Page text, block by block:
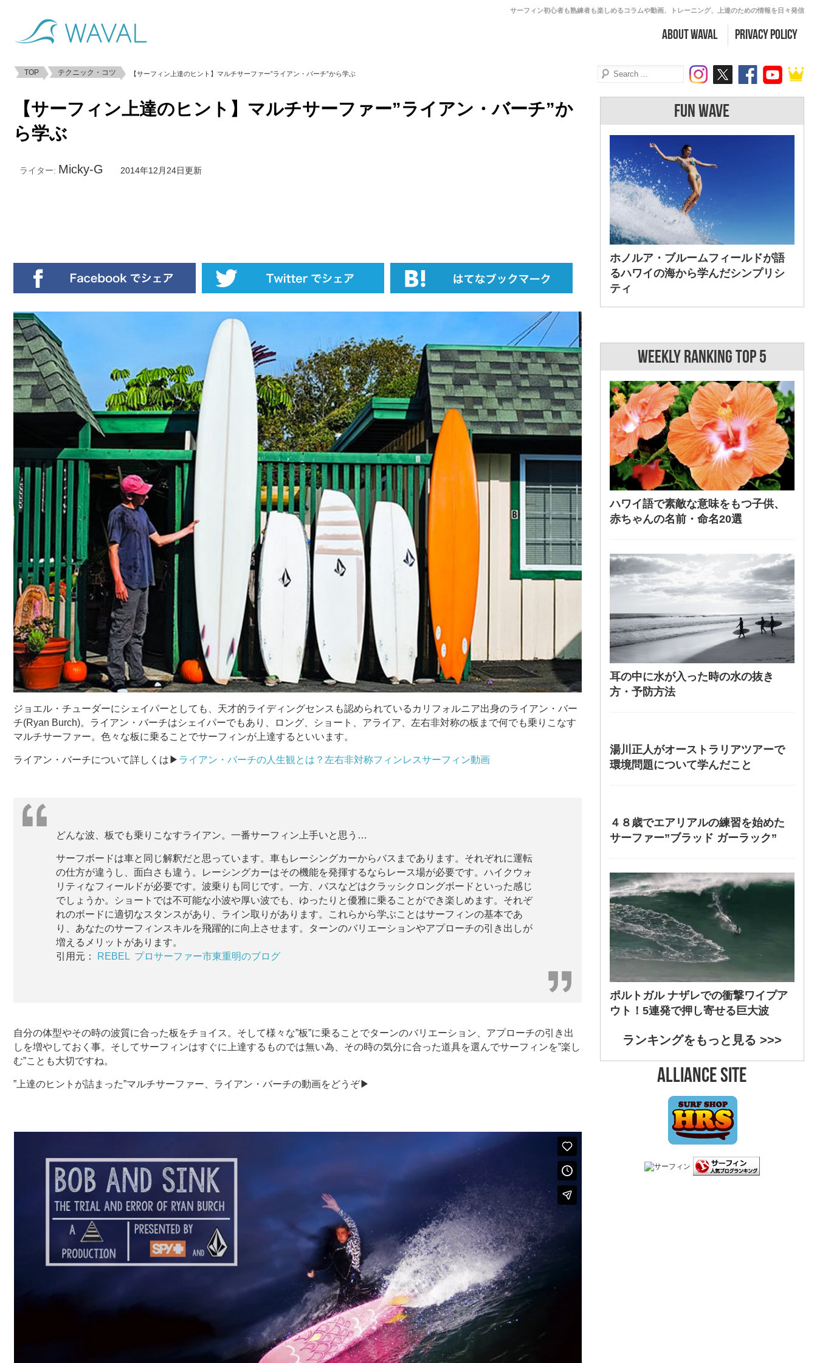
サーフィン初心者も熟練者も楽しめるコラムや動画、トレーニング、上達のための情報を日々発信
about WAVAL PRIVACY POLICY
TOP テクニック・コツ 【サーフィン上達のヒント】マルチサーファー”ライアン・バーチ”から学ぶ
【サーフィン上達のヒント】マルチサーファー”ライアン・バーチ”か
ら学ぶ
ライター: Micky-G 2014年12月24日更新
ジョエル・チューダーにシェイパーとしても、天才的ライディングセンスも認められているカリフォルニア出身のライアン・バー
チ(Ryan Burch)。ライアン・バーチはシェイパーでもあり、ロング、ショート、アライア、左右非対称の板まで何でも乗りこなす
マルチサーファー。色々な板に乗ることでサーフィンが上達するといいます。
ライアン・バーチについて詳しくは▶︎ ライアン・バーチの人生観とは？左右非対称フィンレスサーフィン動画
どんな波、板でも乗りこなすライアン。一番サーフィン上手いと思う…
サーフボードは車と同じ解釈だと思っています。車もレーシングカーからバスまであります。それぞれに運転
の仕方が違うし、面白さも違う。レーシングカーはその機能を発揮するならレース場が必要です。ハイクウォ
リティなフィールドが必要です。波乗りも同じです。一方、バスなどはクラッシクロングボードといった感じ
でしょうか。ショートでは不可能な小波や厚い波でも、ゆったりと優雅に乗ることができ楽しめます。それぞ
れのボードに適切なスタンスがあり、ライン取りがあります。これらから学ぶことはサーフィンの基本であ
り、あなたのサーフィンスキルを飛躍的に向上させます。ターンのバリエーションやアプローチの引き出しが
増えるメリットがあります。
引用元：
REBEL プロサーファー市東重明のブログ
自分の体型やその時の波質に合った板をチョイス。そして様々な”板”に乗ることでターンのバリエーション、アプローチの引き出
しを増やしておく事。そしてサーフィンはすぐに上達するものでは無い為、その時の気分に合った道具を選んでサーフィンを”楽し
む”ことも大切ですね。
”上達のヒントが詰まった”マルチサーファー、ライアン・バーチの動画をどうぞ▶
FUN WAVE
ホノルア・ブルームフィールドが語
るハワイの海から学んだシンプリシ
ティ
WEEKLY RANKING TOP 5
ハワイ語で素敵な意味をもつ子供、
赤ちゃんの名前・命名20選
耳の中に水が入った時の水の抜き
方・予防方法
湯川正人がオーストラリアツアーで
環境問題について学んだこと
４８歳でエアリアルの練習を始めた
サーファー”ブラッド ガーラック”
ポルトガル ナザレでの衝撃ワイプア
ウト！5連発で押し寄せる巨大波
ランキングをもっと見る >>>
ALLIANCE SITE